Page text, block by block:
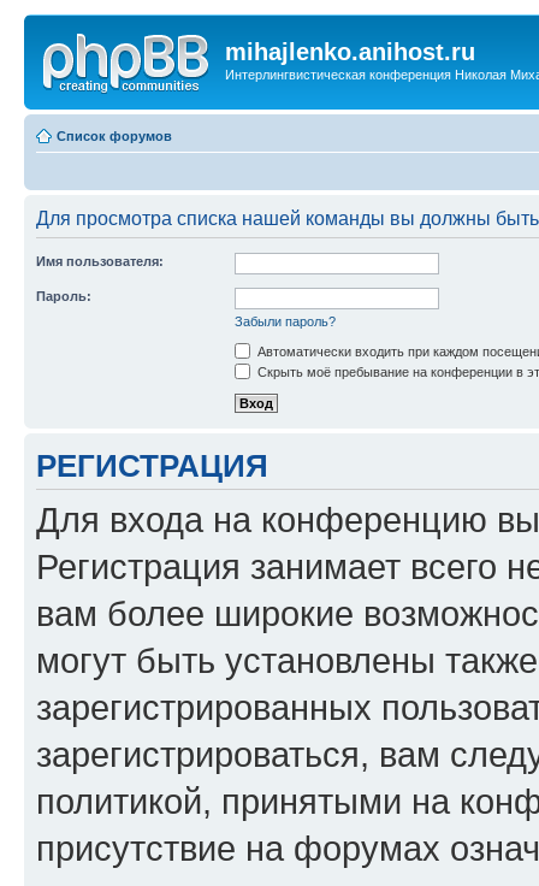
mihajlenko.anihost.ru
Интерлингвистическая конференция Николая
Список форумов
Для просмотра списка нашей команды вы должны
Имя пользователя:
Пароль:
Забыли пароль?
Автоматически входить при каждом
Скрыть моё пребывание на конференции в
РЕГИСТРАЦИЯ
Для входа на конференцию
Регистрация занимает всего
вам более широкие
могут быть установлены
зарегистрированных
зарегистрироваться, вам
политикой, принятыми на
присутствие на форумах